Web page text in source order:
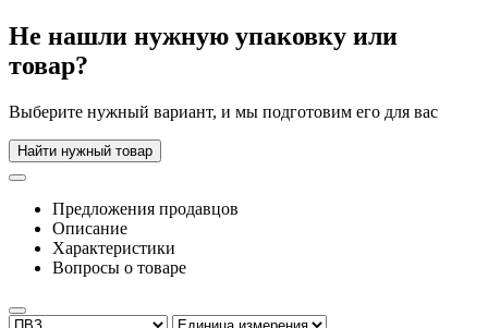
Не нашли нужную упаковку или
товар?
Выберите нужный вариант, и мы подготовим его для вас
Найти нужный товар
Предложения продавцов
Описание
Характеристики
Вопросы о товаре